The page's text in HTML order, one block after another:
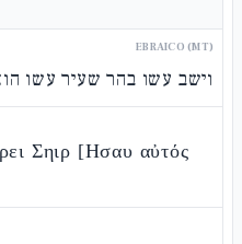
EBRAICO (MT)
וישב עשו בהר שעיר עשו
Σηιρ [Ησαυ αὐτός